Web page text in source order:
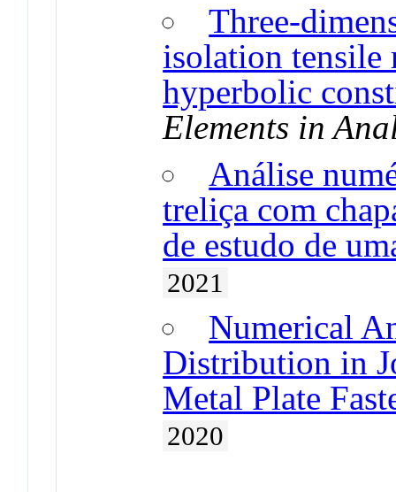
Three-
isolation tensile
hyperbolic
Elements in
Análise
treliça com
de estudo de
2021
Numerical
Distribution in
Metal Plate
2020